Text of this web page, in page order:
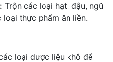
Trộn các loại hạt, đậu, ngũ
loại thực phẩm ăn liền.
loại dược liệu khô để